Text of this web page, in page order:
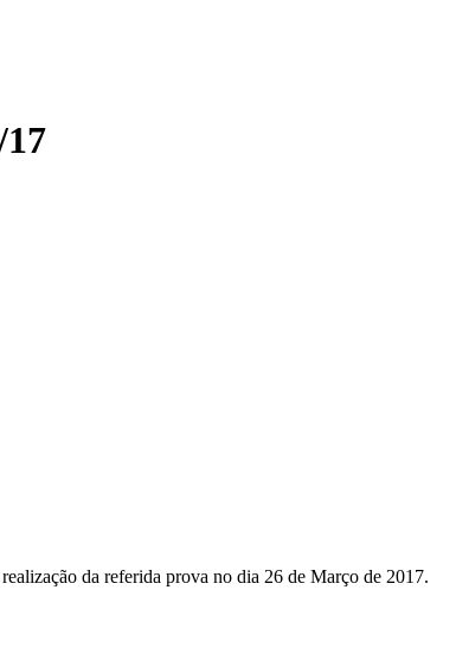
da referida prova no dia 26 de Março de 2017.